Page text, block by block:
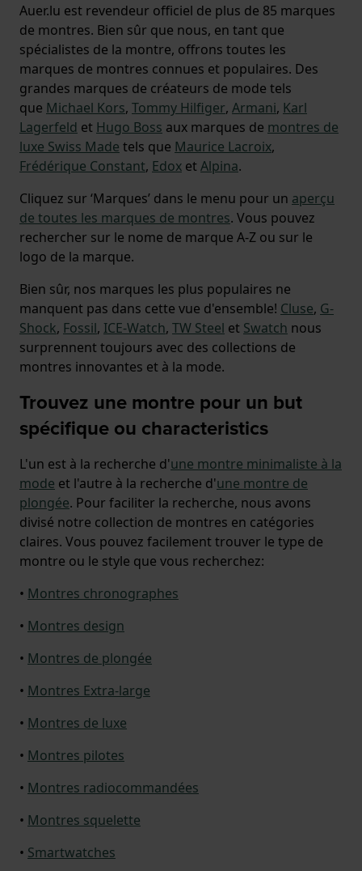
Auer.lu est revendeur officiel de plus de 85 marques
de montres. Bien sûr que nous, en tant que
spécialistes de la montre, offrons toutes les
marques de montres connues et populaires. Des
grandes marques de créateurs de mode tels
que Michael Kors, Tommy Hilfiger, Armani, Karl
Lagerfeld et Hugo Boss aux marques de montres de
luxe Swiss Made tels que Maurice Lacroix,
Frédérique Constant, Edox et Alpina.
Cliquez sur ‘Marques’ dans le menu pour un aperçu
de toutes les marques de montres. Vous pouvez
rechercher sur le nome de marque A-Z ou sur le
logo de la marque.
Bien sûr, nos marques les plus populaires ne
manquent pas dans cette vue d'ensemble! Cluse, G-
Shock, Fossil, ICE-Watch, TW Steel et Swatch nous
surprennent toujours avec des collections de
montres innovantes et à la mode.
Trouvez une montre pour un but
spécifique ou characteristics
L'un est à la recherche d'une montre minimaliste à la
mode et l'autre à la recherche d'une montre de
plongée. Pour faciliter la recherche, nous avons
divisé notre collection de montres en catégories
claires. Vous pouvez facilement trouver le type de
montre ou le style que vous recherchez:
• Montres chronographes
• Montres design
• Montres de plongée
• Montres Extra-large
• Montres de luxe
• Montres pilotes
• Montres radiocommandées
• Montres squelette
• Smartwatches